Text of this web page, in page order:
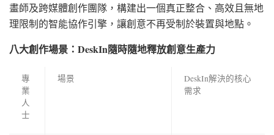
畫師及跨媒體創作團隊，構建出一個真正整合、高效且無地
理限制的智能協作引擎，讓創意不再受制於裝置與地點。
八大創作場景： DeskIn隨時隨地釋放創意生產力
專
業
人
士
場景
DeskIn解決的核心
需求